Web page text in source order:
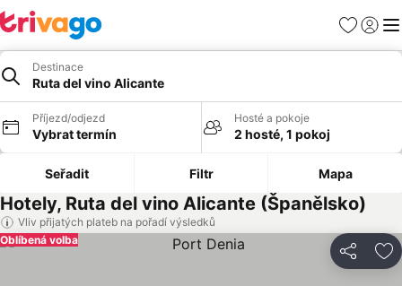
Oblíbené
Destinace
Ruta del vino Alicante
Příjezd/odjezd
Vybrat termín
Hosté a pokoje
2 hosté, 1 pokoj
Seřadit Filtr Mapa
Hotely, Ruta del vino Alicante (Španělsko)
Vliv přijatých plateb na pořadí výsledků
Sdílet
Oblíbená volba